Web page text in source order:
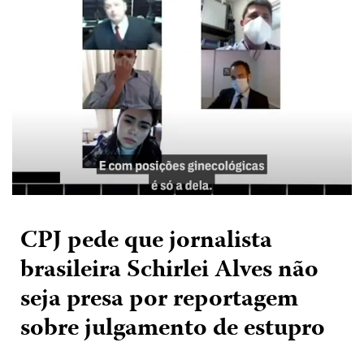
CPJ pede que jornalista
brasileira Schirlei Alves não
seja presa por reportagem
sobre julgamento de estupro